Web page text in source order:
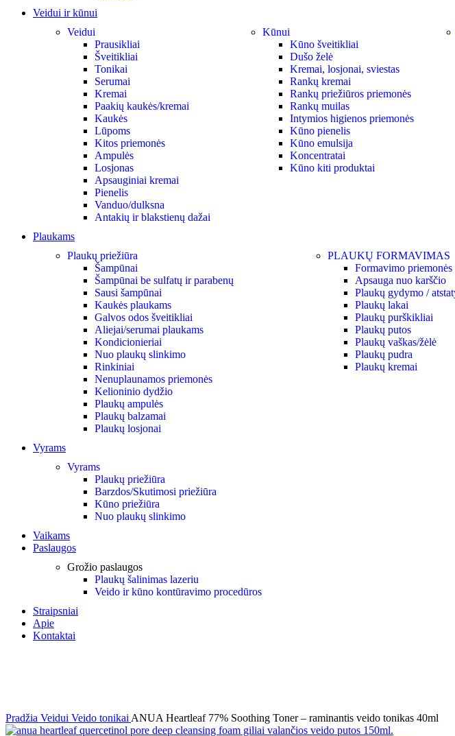
Veidui ir kūnui
Veidui
Prausikliai
Šveitikliai
Tonikai
Serumai
Kremai
Paakių kaukės/kremai
Kaukės
Lūpoms
Kitos priemonės
Ampulės
Losjonas
Apsauginiai kremai
Pienelis
Vanduo/dulksna
Antakių ir blakstienų dažai
Kūnui
Kūno šveitikliai
Dušo želė
Kremai, losjonai, sviestas
Rankų kremai
Rankų priežiūros priemonės
Rankų muilas
Intymios higienos priemonės
Kūno pienelis
Kūno emulsija
Koncentratai
Kūno kiti produktai
Plaukams
Plaukų priežiūra
Šampūnai
Šampūnai be sulfatų ir parabenų
Sausi šampūnai
Kaukės plaukams
Galvos odos šveitikliai
Aliejai/serumai plaukams
Kondicionieriai
Nuo plaukų slinkimo
Rinkiniai
Nenuplaunamos priemonės
Kelioninio dydžio
Plaukų ampulės
Plaukų balzamai
Plaukų losjonai
PLAUKŲ FORMAVIMAS
Formavimo priemonės
Apsauga nuo karščio
Plaukų gydymo /
Plaukų lakai
Plaukų purškikliai
Plaukų putos
Plaukų vaškas/žėlė
Plaukų pudra
Plaukų kremai
Vyrams
Vyrams
Plaukų priežiūra
Barzdos/Skutimosi priežiūra
Kūno priežiūra
Nuo plaukų slinkimo
Vaikams
Paslaugos
Grožio paslaugos
Plaukų šalinimas lazeriu
Veido ir kūno kontūravimo procedūros
Straipsniai
Apie
Kontaktai
Pradžia Veidui Veido tonikai ANUA Heartleaf 77% Soothing Toner – raminantis veido tonikas 40ml